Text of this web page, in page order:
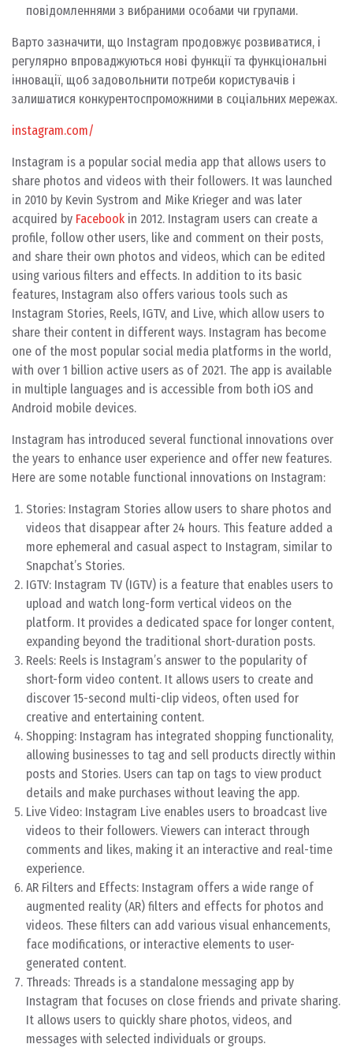
повідомленнями з вибраними особами чи групами.
Варто зазначити, що Instagram продовжує розвиватися, і
регулярно впроваджуються нові функції та функціональні
інновації, щоб задовольнити потреби користувачів і
залишатися конкурентоспроможними в соціальних мережах.
instagram.com/
Instagram is a popular social media app that allows users to
share photos and videos with their followers. It was launched
in 2010 by Kevin Systrom and Mike Krieger and was later
acquired by Facebook in 2012. Instagram users can create a
profile, follow other users, like and comment on their posts,
and share their own photos and videos, which can be edited
using various filters and effects. In addition to its basic
features, Instagram also offers various tools such as
Instagram Stories, Reels, IGTV, and Live, which allow users to
share their content in different ways. Instagram has become
one of the most popular social media platforms in the world,
with over 1 billion active users as of 2021. The app is available
in multiple languages and is accessible from both iOS and
Android mobile devices.
Instagram has introduced several functional innovations over
the years to enhance user experience and offer new features.
Here are some notable functional innovations on Instagram:
Stories: Instagram Stories allow users to share photos and
videos that disappear after 24 hours. This feature added a
more ephemeral and casual aspect to Instagram, similar to
Snapchat’s Stories.
IGTV: Instagram TV (IGTV) is a feature that enables users to
upload and watch long-form vertical videos on the
platform. It provides a dedicated space for longer content,
expanding beyond the traditional short-duration posts.
Reels: Reels is Instagram’s answer to the popularity of
short-form video content. It allows users to create and
discover 15-second multi-clip videos, often used for
creative and entertaining content.
Shopping: Instagram has integrated shopping functionality,
allowing businesses to tag and sell products directly within
posts and Stories. Users can tap on tags to view product
details and make purchases without leaving the app.
Live Video: Instagram Live enables users to broadcast live
videos to their followers. Viewers can interact through
comments and likes, making it an interactive and real-time
experience.
AR Filters and Effects: Instagram offers a wide range of
augmented reality (AR) filters and effects for photos and
videos. These filters can add various visual enhancements,
face modifications, or interactive elements to user-
generated content.
Threads: Threads is a standalone messaging app by
Instagram that focuses on close friends and private sharing.
It allows users to quickly share photos, videos, and
messages with selected individuals or groups.